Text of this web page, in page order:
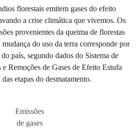
florestais emitem gases do efeito
a crise climática que vivemos. Os
provenientes da queima de florestas
mudança do uso da terra corresponde por
país, segundo dados do Sistema de
Remoções de Gases de Efeito Estufa
etapas do desmatamento.
Emissões
de gases